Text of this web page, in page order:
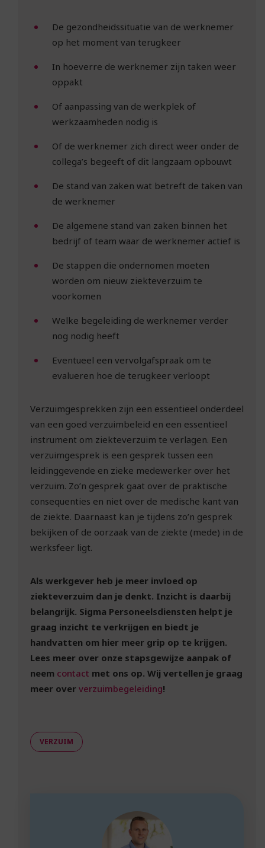
De gezondheidssituatie van de werknemer
op het moment van terugkeer
In hoeverre de werknemer zijn taken weer
oppakt
Of aanpassing van de werkplek of
werkzaamheden nodig is
Of de werknemer zich direct weer onder de
collega’s begeeft of dit langzaam opbouwt
De stand van zaken wat betreft de taken van
de werknemer
De algemene stand van zaken binnen het
bedrijf of team waar de werknemer actief is
De stappen die ondernomen moeten
worden om nieuw ziekteverzuim te
voorkomen
Welke begeleiding de werknemer verder
nog nodig heeft
Eventueel een vervolgafspraak om te
evalueren hoe de terugkeer verloopt
Verzuimgesprekken zijn een essentieel onderdeel
van een goed verzuimbeleid en een essentieel
instrument om ziekteverzuim te verlagen. Een
verzuimgesprek is een gesprek tussen een
leidinggevende en zieke medewerker over het
verzuim. Zo’n gesprek gaat over de praktische
consequenties en niet over de medische kant van
de ziekte. Daarnaast kan je tijdens zo’n gesprek
bekijken of de oorzaak van de ziekte (mede) in de
werksfeer ligt.
Als werkgever heb je meer invloed op
ziekteverzuim dan je denkt. Inzicht is daarbij
belangrijk. Sigma Personeelsdiensten helpt je
graag inzicht te verkrijgen en biedt je
handvatten om hier meer grip op te krijgen.
Lees meer over onze stapsgewijze aanpak of
neem contact met ons op. Wij vertellen je graag
meer over verzuimbegeleiding!
VERZUIM